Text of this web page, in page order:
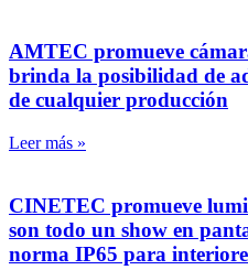
AMTEC promueve
brinda la posibilidad de
de cualquier producción
Leer más »
CINETEC promueve
son todo un show en
norma IP65 para